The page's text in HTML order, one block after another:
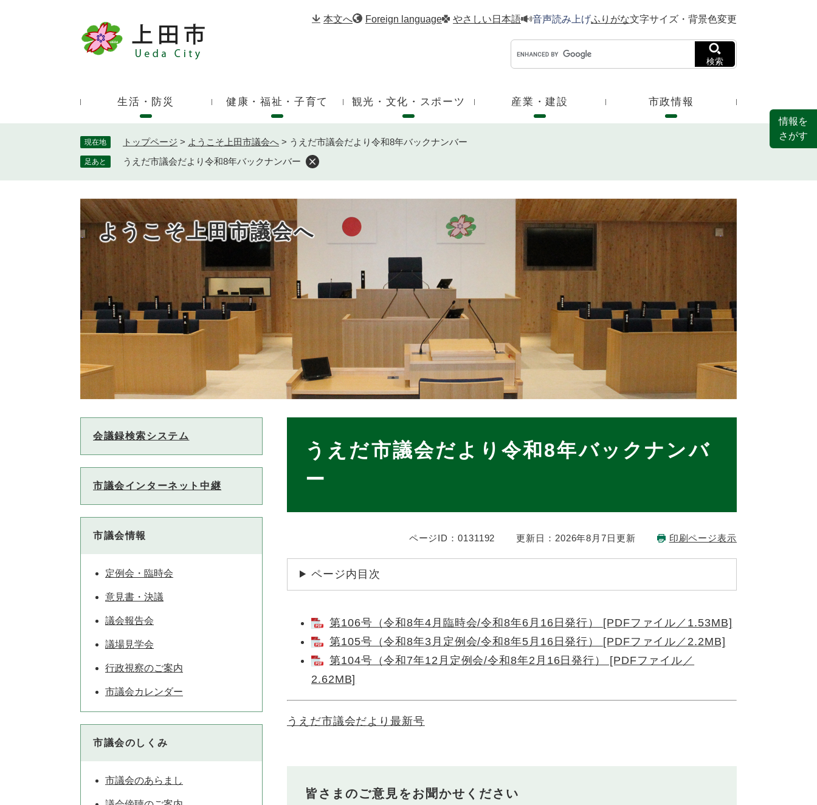
。
本文へ Foreign language やさしい日本語 音声読み上げふりがな文字サイズ・背景色変更
ド
検索
生活・防災 健康・福祉・子育て 観光・文化・スポーツ 産業・建設 市政情報
現在地 トップページ > ようこそ上田市議会へ > うえだ市議会だより令和8年バックナンバー
足あと うえだ市議会だより令和8年バックナンバー
ようこそ上田市議会へ
うえだ市議会だより令和8年バックナンバ
ー
ページID：0131192 更新日：2026年8月7日更新 印刷ページ表示
ページ内目次
第106号（令和8年4月臨時会/令和8年6月16日発行） [PDFファイル／1.53MB]
第105号（令和8年3月定例会/令和8年5月16日発行） [PDFファイル／2.2MB]
第104号（令和7年12月定例会/令和8年2月16日発行） [PDFファイル／
2.62MB]
うえだ市議会だより最新号
皆さまのご意見をお聞かせください
会議録検索システム
市議会インターネット中継
市議会情報
定例会・臨時会
意見書・決議
議会報告会
議場見学会
行政視察のご案内
市議会カレンダー
市議会のしくみ
市議会のあらまし
情報を
さがす